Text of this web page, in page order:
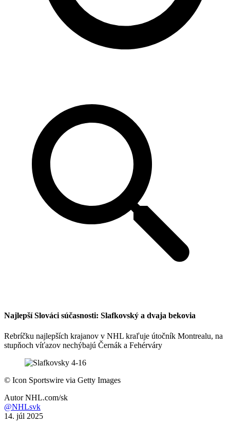
Najlepší Slováci súčasnosti: Slafkovský a dvaja bekovia
Rebríčku najlepších krajanov v NHL kraľuje útočník Montrealu, na
stupňoch víťazov nechýbajú Černák a Fehérváry
© Icon Sportswire via Getty Images
Autor NHL.com/sk
@NHLsvk
14. júl 2025